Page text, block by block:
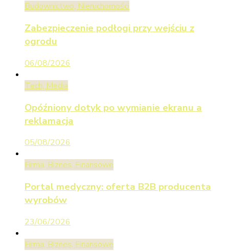
Budownictwo, Nieruchomości
Zabezpieczenie podłogi przy wejściu z
ogrodu
06/08/2026
Tech, Media
Opóźniony dotyk po wymianie ekranu a
reklamacja
05/08/2026
Firma, Biznes, Finansowe
Portal medyczny: oferta B2B producenta
wyrobów
23/06/2026
Firma, Biznes, Finansowe